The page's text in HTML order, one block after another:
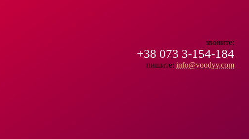
звоните:
+38 073 3-154-184
пишите: info@voodyy.com